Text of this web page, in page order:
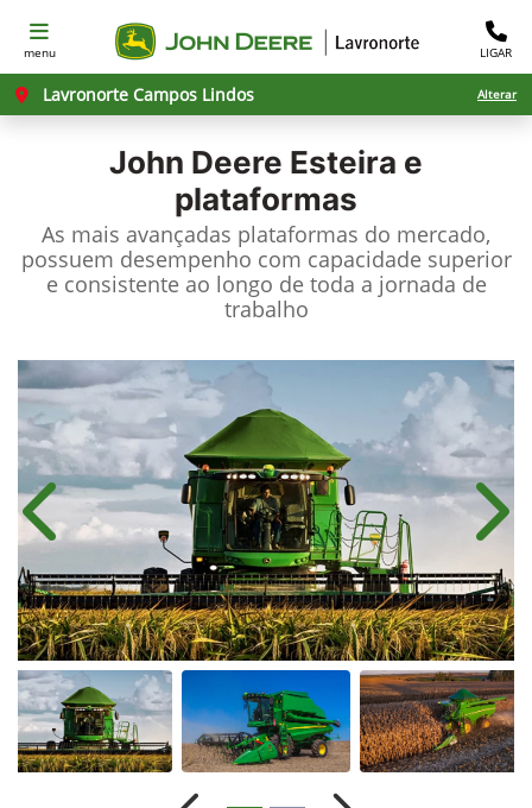
menu LIGAR
Lavronorte Campos Lindos Alterar
John Deere Esteira e
plataformas
As mais avançadas plataformas do mercado,
possuem desempenho com capacidade superior
e consistente ao longo de toda a jornada de
trabalho
Anterior